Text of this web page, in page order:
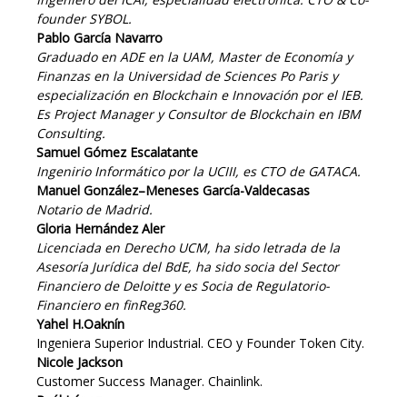
founder SYBOL.
Pablo García Navarro
Graduado en ADE en la UAM, Master de Economía y
Finanzas en la Universidad de Sciences Po Paris y
especialización en Blockchain e Innovación por el IEB.
Es Project Manager y Consultor de Blockchain en IBM
Consulting.
Samuel Gómez Escalatante
Ingenirio Informático por la UCIII, es CTO de GATACA.
Manuel González–Meneses García-Valdecasas
Notario de Madrid.
Gloria Hernández Aler
Licenciada en Derecho UCM, ha sido letrada de la
Asesoría Jurídica del BdE, ha sido socia del Sector
Financiero de Deloitte y es Socia de Regulatorio-
Financiero en finReg360.
Yahel H.Oaknín
Ingeniera Superior Industrial. CEO y Founder Token City.
Nicole Jackson
Customer Success Manager. Chainlink.